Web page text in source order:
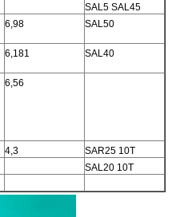
SAL5 SAL45
6,98 SAL50
6,181 SAL40
6,56
4,3
SAR25 10T
SAL20 10T